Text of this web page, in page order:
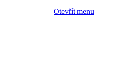
Otevřít menu